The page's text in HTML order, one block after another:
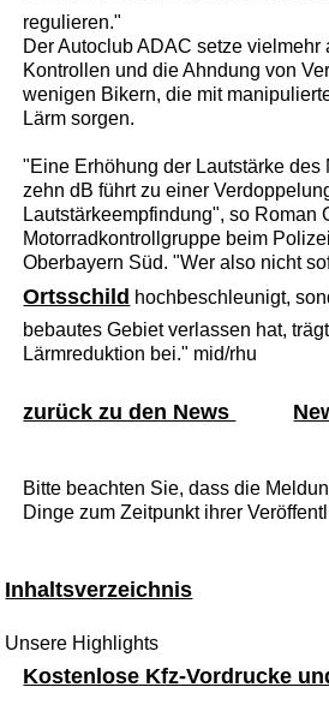
regulieren."
Der Autoclub ADAC setze vielmehr
Kontrollen und die Ahndung von
wenigen Bikern, die mit
Lärm sorgen.
"Eine Erhöhung der Lautstärke des
zehn dB führt zu einer
Lautstärkeempfindung", so Roman
Motorradkontrollgruppe beim
Oberbayern Süd. "Wer also nicht
Ortsschild hochbeschleunigt,
bebautes Gebiet verlassen hat,
Lärmreduktion bei." mid/rhu
zurück zu den News
Bitte beachten Sie, dass die
Dinge zum Zeitpunkt ihrer
Inhaltsverzeichnis
Unsere Highlights
Kostenlose Kfz-Vordrucke